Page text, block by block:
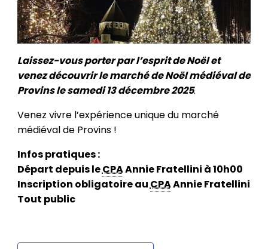
Laissez-vous porter par l’esprit de Noël et
venez découvrir le marché de Noël médiéval de
Provins le samedi 13 décembre 2025.
Venez vivre l’expérience unique du marché
médiéval de Provins !
Infos pratiques :
Départ depuis leCPAAnnie Fratellini à 10h00
Inscription obligatoire auCPAAnnie Fratellini
Tout public